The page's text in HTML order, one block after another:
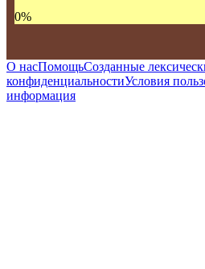
0%
О насПомощьСозданные
конфиденциальностиУсловия
информация